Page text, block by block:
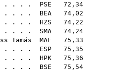
. . . . PSE 72,34
. . . . BEA 74,02
. . . . HZS 74,22
. . . . SMA 74,24
Tamás MAF 75,33
. . . . ESP 75,35
. . . . HPK 75,36
. . . . BSE 75,54